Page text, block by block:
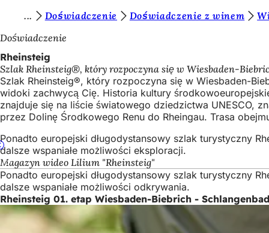
Przejdź do treści
e
s
t
e
ś
t
u
t
a
j
:
Doświadczenie Doświadczenie z winem
Doświadczenie
Rheinsteig
Szlak Rheinsteig®, który rozpoczyna się w Wiesbaden-
Szlak Rheinsteig®, który rozpoczyna się w Wiesbaden-
widoki zachwycą Cię. Historia kultury
znajduje się na liście światowego dziedzictwa UNESCO,
przez Dolinę Środkowego Renu do Rheingau. Trasa
Ponadto europejski długodystansowy szlak turystyczny
dalsze wspaniałe możliwości eksploracji.
Magazyn wideo Lilium "Rheinsteig"
Ponadto europejski długodystansowy szlak turystyczny
dalsze wspaniałe możliwości odkrywania.
Rheinsteig 01. etap Wiesbaden-Biebrich -